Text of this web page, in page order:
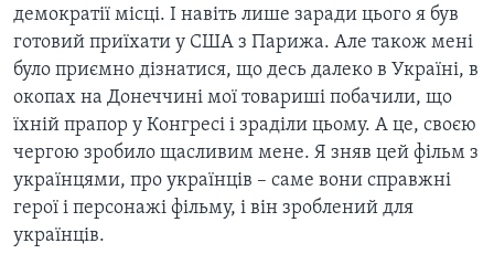
демократії місці. І навіть лише заради цього я був
готовий приїхати у США з Парижа. Але також мені
було приємно дізнатися, що десь далеко в Україні, в
окопах на Донеччині мої товариші побачили, що
їхній прапор у Конгресі і зраділи цьому. А це, своєю
чергою зробило щасливим мене. Я зняв цей фільм з
українцями, про українців – саме вони справжні
герої і персонажі фільму, і він зроблений для
українців.